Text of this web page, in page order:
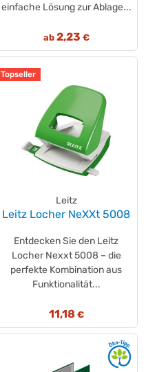
einfache Lösung zur Ablage...
ab 2,23 €
Topseller
Leitz
Leitz Locher NeXXt 5008
Entdecken Sie den Leitz
Locher Nexxt 5008 – die
perfekte Kombination aus
Funktionalität...
11,18 €